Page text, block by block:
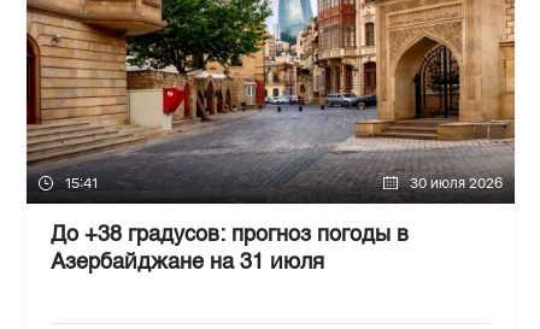
15:41 30 июля 2026
До +38 градусов: прогноз погоды в
Азербайджане на 31 июля